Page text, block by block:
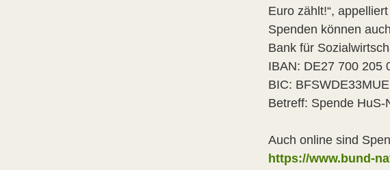
Euro zählt!“, appelliert
Spenden können
Bank für
IBAN: DE27 700 205
BIC: BFSWDE33MUE
Betreff: Spende HuS-
Auch online sind
https://www.bund-